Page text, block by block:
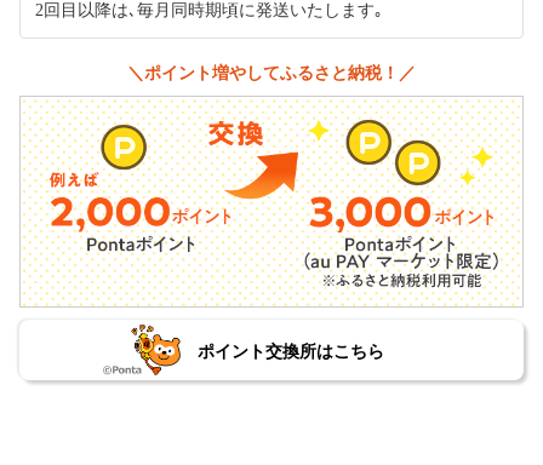
2回目以降は､毎月同時期頃に発送いたします｡
＼ポイント増やしてふるさと納税！／
ポイント交換所はこちら